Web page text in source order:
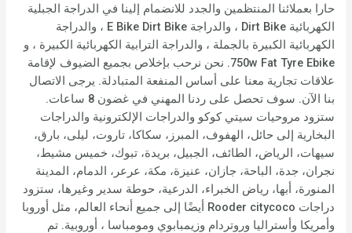
حارا بعملائنا المنتظمين والجدد للانضمام إلينا في الدراجة الجبلية
الكهربائية Dirt Bike ، والدراجة E Bike Dirt Bike ، والدراجة
الكهربائية الكبيرة بالجملة ، والدراجة الترابية الكهربائية الكبيرة ، و
750w Fat Tyre Ebike. نحن نرحب بإخلاص بجميع الضيوف لإقامة
علاقات تجارية معنا على أساس المنفعة المتبادلة. يرجى الاتصال
بنا الآن. سوف تحصل على ردنا المهني في غضون 8 ساعات.
ستزود مروحيات سيتي كوكو والدراجات الإلكترونية والدراجات
البخارية إلى حائل، الهفوف، المبرز، سكاكا، تاروت، ليلى، بارق،
سيهات، الرياض، الطائف، الجبيل، بريدة، تبوك، خميس مشيط،
نجران، جدة، الباحة، جازان، عنيزة، مكة، عرعر، الدمام، المدينة
المنورة، أبها، رياض الخبراء، الدرعية، حوطة سدير وغيرها، ستزود
دراجات Rooder citycoco أيضًا إلى جميع أنحاء العالم، مثل أوروبا
وأمريكا وأستراليا وروتردام وزيمبابوي ومومباسا ، أوروبية. تم